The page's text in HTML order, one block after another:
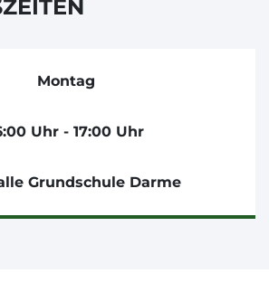
Montag
Uhr - 17:00 Uhr
Grundschule Darme